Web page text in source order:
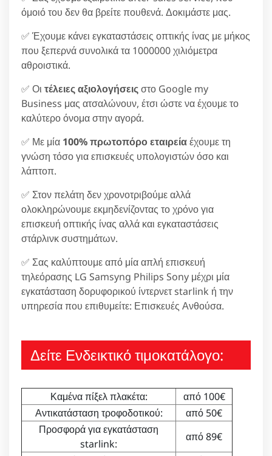
όμοιό του δεν θα βρείτε πουθενά. Δοκιμάστε μας.
✅ Έχουμε κάνει εγκαταστάσεις οπτικής ίνας με μήκος
που ξεπερνά συνολικά τα 1000000 χιλιόμετρα
αθροιστικά.
✅ Οι τέλειες αξιολογήσειςστο Google my
Business μας ατσαλώνουν, έτσι ώστε να έχουμε το
καλύτερο όνομα στην αγορά.
✅ Με μία 100% πρωτοπόρο εταιρείαέχουμε τη
γνώση τόσο για επισκευές υπολογιστών όσο και
λάπτοπ.
✅ Στον πελάτη δεν χρονοτριβούμε αλλά
ολοκληρώνουμε εκμηδενίζοντας το χρόνο για
επισκευή οπτικής ίνας αλλά και εγκαταστάσεις
στάρλινκ συστημάτων.
✅ Σας καλύπτουμε από μία απλή επισκευή
τηλεόρασης LG Samsyng Philips Sony μέχρι μία
εγκατάσταση δορυφορικού ίντερνετ starlink ή την
υπηρεσία που επιθυμείτε: Επισκευές Ανθούσα.
Δείτε Ενδεικτικό τιμοκατάλογο:
Καμένα πίξελ πλακέτα:
από 100€
Αντικατάσταση τροφοδοτικού:
από 50€
Προσφορά για εγκατάσταση
starlink:
από 89€